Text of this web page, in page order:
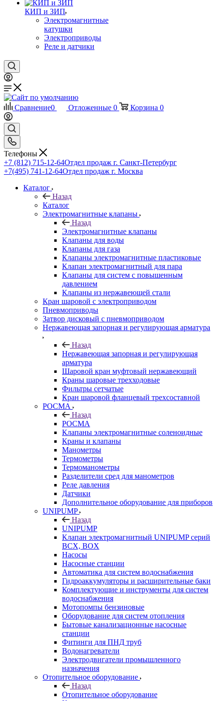
КИП и ЗИП
Электромагнитные
катушки
Электроприводы
Реле и датчики
Сравнение0 Отложенные 0 Корзина 0
Телефоны
+7 (812) 715-12-64Отдел продаж г. Санкт-Петербург
+7(495) 741-12-64Отдел продаж г. Москва
Каталог
Назад
Каталог
Электромагнитные клапаны
Назад
Электромагнитные клапаны
Клапаны для воды
Клапаны для газа
Клапаны электромагнитные пластиковые
Клапан электромагнитный для пара
Клапаны для систем с повышенным
давлением
Клапаны из нержавеющей стали
Кран шаровой с электроприводом
Пневмоприводы
Затвор дисковый с пневмоприводом
Нержавеющая запорная и регулирующая арматура
Назад
Нержавеющая запорная и регулирующая
арматура
Шаровой кран муфтовый нержавеющий
Краны шаровые трехходовые
Фильтры сетчатые
Кран шаровой фланцевый трехсоставной
РОСМА
Назад
РОСМА
Клапаны электромагнитные соленоидные
Краны и клапаны
Манометры
Термометры
Термоманометры
Разделители сред для манометров
Реле давления
Датчики
Дополнительное оборудование для приборов
UNIPUMP
Назад
UNIPUMP
Клапан электромагнитный UNIPUMP серий
BCX, BOX
Насосы
Насосные станции
Автоматика для систем водоснабжения
Гидроаккумуляторы и расширительные баки
Комплектующие и инструменты для систем
водоснабжения
Мотопомпы бензиновые
Оборудование для систем отопления
Бытовые канализационные насосные
станции
Фитинги для ПНД труб
Водонагреватели
Электродвигатели промышленного
назначения
Отопительное оборудование
Назад
Отопительное оборудование